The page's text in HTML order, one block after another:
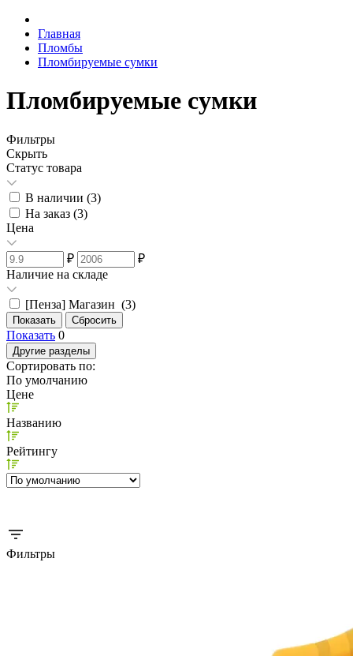
Главная
Пломбы
Пломбируемые сумки
Пломбируемые сумки
Фильтры
Скрыть
Статус товара
В наличии (3)
На заказ (3)
Цена
₽
₽
Наличие на складе
[Пенза] Магазин (3)
Показать 0
Другие разделы
Сортировать по:
По умолчанию
Цене
Названию
Рейтингу
Фильтры